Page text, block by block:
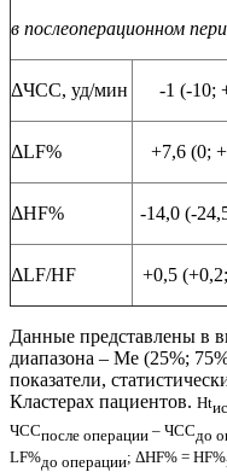
в послеоперационном
ΔЧСС, уд/мин -1 (-10;
ΔLF% +7,6 (0;
ΔHF% -14,0 (-
ΔLF/HF +0,5
Данные представлены в
диапазона – Ме (25%;
показатели,
Кластерах пациентов. Ht
ЧССпосле операции ‒ ЧССдо
LF%до операции; ΔHF% = HF%